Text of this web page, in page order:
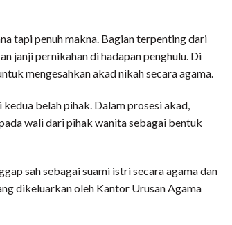
tapi penuh makna. Bagian terpenting dari
janji pernikahan di hadapan penghulu. Di
mengesahkan akad nikah secara agama.
belah pihak. Dalam prosesi akad,
wali dari pihak wanita sebagai bentuk
sah sebagai suami istri secara agama dan
dikeluarkan oleh Kantor Urusan Agama